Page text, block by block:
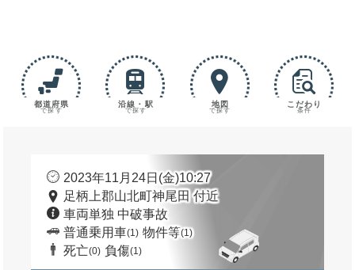
都道府県
で探す
沿線・駅
で探す
地図
で探す
こだわり
条件
2023年11月24日(金)10:27
足柄上郡山北町神尾田 付近
車両単独 中破事故
普通乗用車(1) 物件等(1)
死亡(0) 負傷(1)